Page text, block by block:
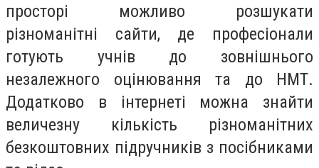
просторі можливо розшукати
різноманітні сайти, де професіонали
готують учнів до зовнішнього
незалежного оцінювання та до НМТ.
Додатково в інтернеті можна знайти
величезну кількість різноманітних
безкоштовних підручників з посібниками